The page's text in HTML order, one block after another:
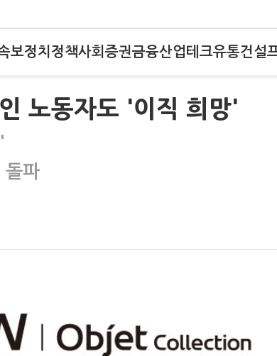
보정치 정책사회 증권금융산업테크유통건설
노동자도 '이직 희망'
파